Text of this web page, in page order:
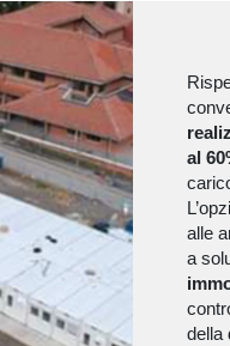
al
alle
a
della